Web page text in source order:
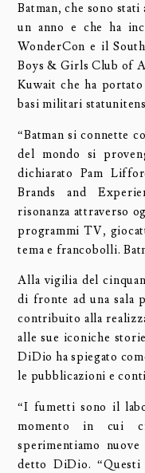
Batman, che sono
un anno e che ha
WonderCon e il
Boys & Girls Club of
Kuwait che ha
basi militari
“Batman si connette
del mondo si
dichiarato Pam
Brands and
risonanza attraverso
programmi TV,
tema e francobolli.
Alla vigilia del
di fronte ad una sala
contribuito alla
alle sue iconiche
DiDio ha spiegato
le pubblicazioni e
“I fumetti sono il
momento in cui
sperimentiamo
detto DiDio.